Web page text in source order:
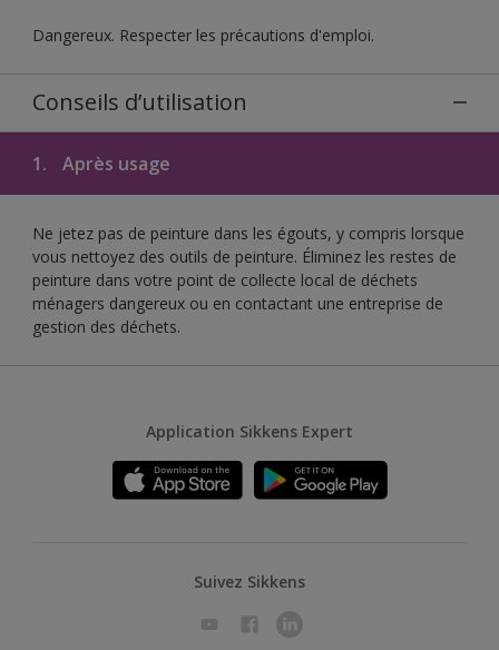
Dangereux. Respecter les précautions d'emploi.
Conseils d’utilisation
1. Après usage
Ne jetez pas de peinture dans les égouts, y compris lorsque
vous nettoyez des outils de peinture. Éliminez les restes de
peinture dans votre point de collecte local de déchets
ménagers dangereux ou en contactant une entreprise de
gestion des déchets.
Application Sikkens Expert
Suivez Sikkens